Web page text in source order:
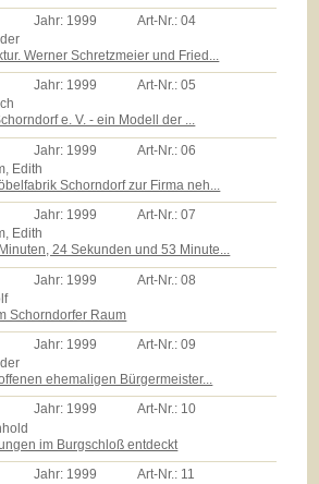
Jahr: 1999 Art-Nr.:04
Werner Schretzmeier und Fried...
Jahr: 1999 Art-Nr.:05
e. V. - ein Modell der ...
Jahr: 1999 Art-Nr.:06
Edith
Schorndorf zur Firma neh...
Jahr: 1999 Art-Nr.:07
Edith
24 Sekunden und 53 Minute...
Jahr: 1999 Art-Nr.:08
Schorndorfer Raum
Jahr: 1999 Art-Nr.:09
ehemaligen Bürgermeister...
Jahr: 1999 Art-Nr.: 10
im Burgschloß entdeckt
Jahr: 1999 Art-Nr.: 11